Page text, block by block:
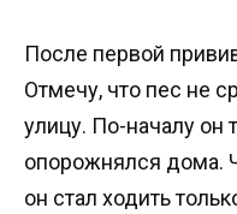
После первой
Отмечу, что пес не
улицу. По-началу он
опорожнялся дома.
он стал ходить